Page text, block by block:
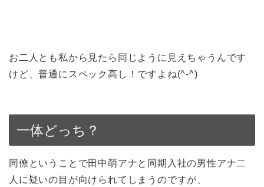
お二人とも私から見たら同じように見えちゃうんです
けど、普通にスペック高し！ですよね(^-^)
一体どっち？
同僚ということで田中萌アナと同期入社の男性アナ二
人に疑いの目が向けられてしまうのですが、